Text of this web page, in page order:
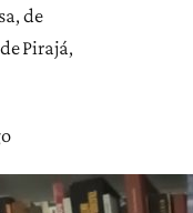
de
Pirajá,